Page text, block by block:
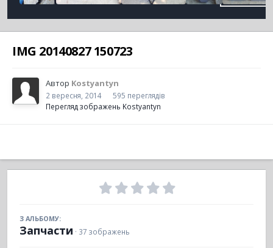
IMG 20140827 150723
Автор Kostyantyn
2 вересня, 2014
595 переглядів
Перегляд зображень Kostyantyn
З АЛЬБОМУ:
Запчасти · 37 зображень